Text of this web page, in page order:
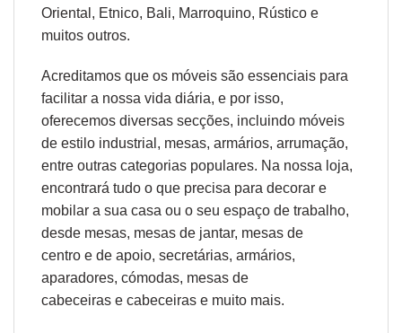
Oriental , Etnico, Bali, Marroquino, Rústico e
muitos outros.
Acreditamos que os móveis são essenciais para
facilitar a nossa vida diária, e por isso,
oferecemos diversas secções, incluindo móveis
de estilo industrial, mesas, armários, arrumação,
entre outras categorias populares. Na nossa loja,
encontrará tudo o que precisa para decorar e
mobilar a sua casa ou o seu espaço de trabalho,
desde mesas, mesas de jantar, mesas de
centro e de apoio, secretárias, armários,
aparadores, cómodas, mesas de
cabeceiras e cabeceiras e muito mais.